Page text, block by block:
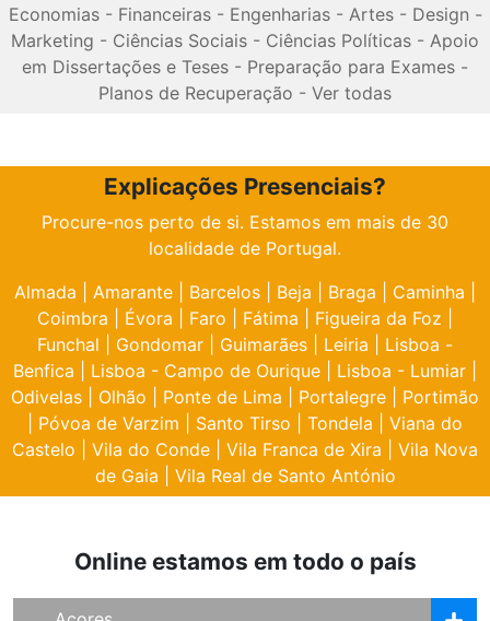
Economias- Financeiras- Engenharias- Artes- Design -
Marketing - Ciências Sociais - Ciências Políticas - Apoio
em Dissertações e Teses - Preparação para Exames -
Planos de Recuperação - Ver todas
Explicações Presenciais?
Procure-nos perto de si. Estamos em mais de 30
localidade de Portugal.
Almada
Amarante Barcelos Beja Braga Caminha
Coimbra
Évora Faro Fátima Figueira da Foz
Funchal
Gondomar Guimarães Leiria
Lisboa -
Benfica
Lisboa - Campo de Ourique Lisboa - Lumiar
Odivelas
Olhão Ponte de Lima Portalegre
Portimão
Póvoa de Varzim Santo Tirso Tondela
Viana do
Castelo
Vila do Conde Vila Franca de Xira
Vila Nova
de Gaia
Vila Real de Santo António
Online estamos em todo o país